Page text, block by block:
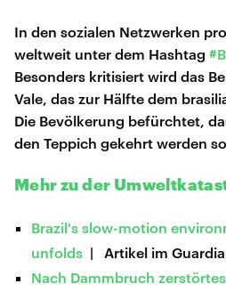
In den sozialen Netzwerken
weltweit unter dem Hashtag
Besonders kritisiert wird das
Vale, das zur Hälfte dem
Die Bevölkerung befürchtet,
den Teppich gekehrt werden
Mehr zu der
Brazil's slow-motion
unfolds | Artikel im
Nach Dammbruch